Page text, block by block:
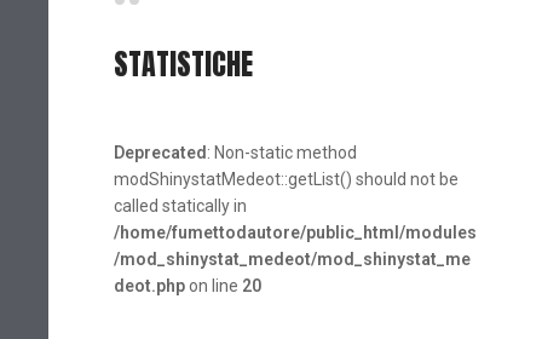
STATISTICHE
Deprecated : Non-static method
modShinystatMedeot::getList() should not be
called statically in
/home/fumettodautore/public_html/modules
/mod_shinystat_medeot/mod_shinystat_me
deot.phpon line 20